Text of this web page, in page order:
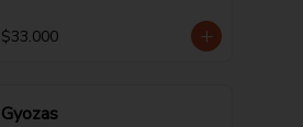
$33.000
Gyozas